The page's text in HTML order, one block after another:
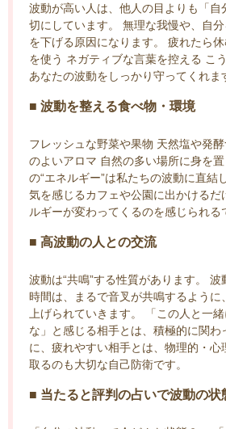
波動が高い人は、他人の目よりも「自
切にしています。 無理な我慢や、自
を下げる原因になります。 疲れたら
を使う ネガティブな言葉を控える こ
あなたの波動をしっかり守ってくれま
■ 波動を整える食べ物・環境
フレッシュな野菜や果物 天然塩や発
のよいアロマ 自然の多い場所に身を
の“エネルギー”は私たちの波動に直結
気を感じるカフェや公園に出かけるだ
ルギーが変わってくるのを感じられる
■ 高波動の人との交流
波動は“共鳴”する性質があります。
時間は、まるで音叉が共鳴するように
上げられていきます。 「この人と一
な」と感じる相手とは、積極的に関わ
に、疲れやすい相手とは、物理的・心
取るのも大切な自己防衛です。
■ 当たると評判の占いで波動の状